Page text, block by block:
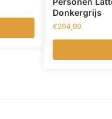
Donkergrijs
€294,99